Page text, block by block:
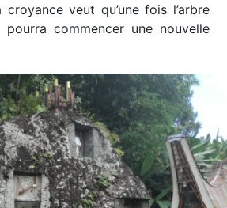
croyance veut qu’une fois l’arbre
commencer une nouvelle